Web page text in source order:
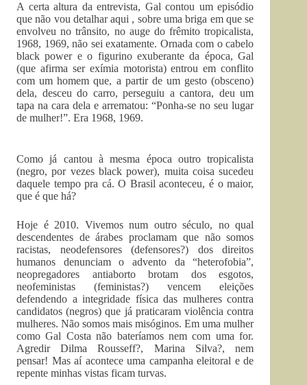
A certa altura da entrevista, Gal contou um episódio
que não vou detalhar aqui , sobre uma briga em que se
envolveu no trânsito, no auge do frêmito tropicalista,
1968, 1969, não sei exatamente. Ornada com o cabelo
black power e o figurino exuberante da época, Gal
(que afirma ser exímia motorista) entrou em conflito
com um homem que, a partir de um gesto (obsceno)
dela, desceu do carro, perseguiu a cantora, deu um
tapa na cara dela e arrematou: “Ponha-se no seu lugar
de mulher!”. Era 1968, 1969.
Como já cantou à mesma época outro tropicalista
(negro, por vezes black power), muita coisa sucedeu
daquele tempo pra cá. O Brasil aconteceu, é o maior,
que é que há?
Hoje é 2010. Vivemos num outro século, no qual
descendentes de árabes proclamam que não somos
racistas, neodefensores (defensores?) dos direitos
humanos denunciam o advento da “heterofobia”,
neopregadores antiaborto brotam dos esgotos,
neofeministas (feministas?) vencem eleições
defendendo a integridade física das mulheres contra
candidatos (negros) que já praticaram violência contra
mulheres. Não somos mais misóginos. Em uma mulher
como Gal Costa não bateríamos nem com uma for.
Agredir Dilma Rousseff?, Marina Silva?, nem
pensar! Mas aí acontece uma campanha eleitoral e de
repente minhas vistas ficam turvas.